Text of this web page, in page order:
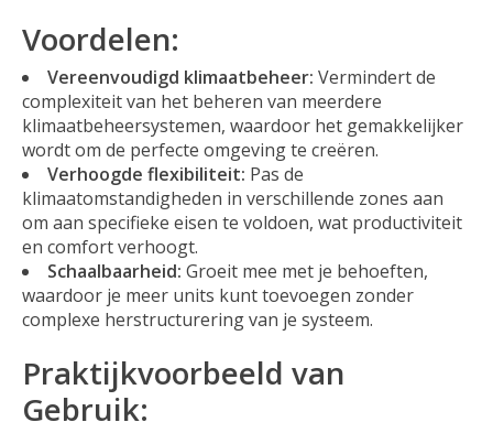
Voordelen:
Vereenvoudigd klimaatbeheer: Vermindert de
complexiteit van het beheren van meerdere
klimaatbeheersystemen, waardoor het gemakkelijker
wordt om de perfecte omgeving te creëren.
Verhoogde flexibiliteit: Pas de
klimaatomstandigheden in verschillende zones aan
om aan specifieke eisen te voldoen, wat productiviteit
en comfort verhoogt.
Schaalbaarheid: Groeit mee met je behoeften,
waardoor je meer units kunt toevoegen zonder
complexe herstructurering van je systeem.
Praktijkvoorbeeld van
Gebruik: